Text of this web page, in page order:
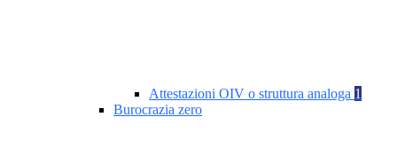
Attestazioni OIV o struttura analoga 1
Burocrazia zero